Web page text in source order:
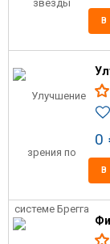
В
0
В